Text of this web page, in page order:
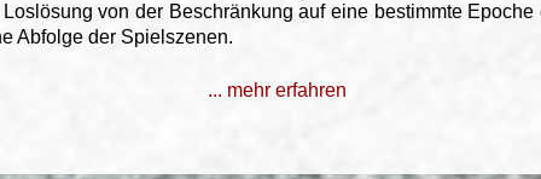
von der Beschränkung auf eine bestimmte
Abfolge der Spielszenen.
... mehr erfahren